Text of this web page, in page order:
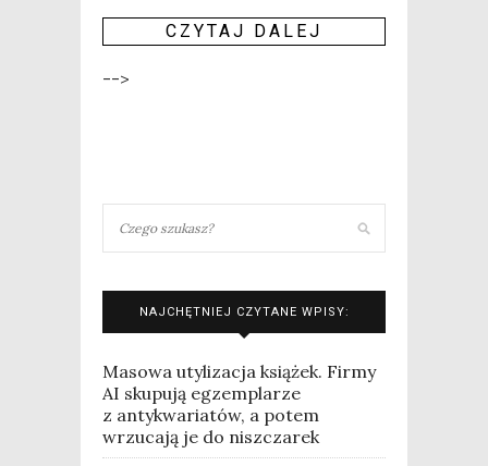
CZY­TAJ DALEJ
-->
NAJCHĘTNIEJ CZYTANE WPISY:
Masowa utylizacja książek. Firmy
AI skupują egzemplarze
z antykwariatów, a potem
wrzucają je do niszczarek